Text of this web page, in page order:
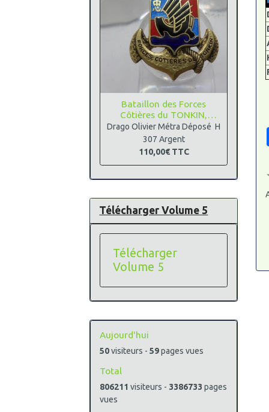
Bataillon des Forces
Côtières du TONKIN,
Argent
Drago Olivier Métra Déposé H
307 Argent
110,00€ TTC
Télécharger Volume 5
Télécharger
Volume 5
Aujourd'hui
50visiteurs -59pages vues
Total
806211 visiteurs - 3386733 pages
vues